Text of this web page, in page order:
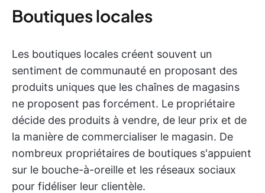
Boutiques locales
Les boutiques locales créent souvent un
sentiment de communauté en proposant des
produits uniques que les chaînes de magasins
ne proposent pas forcément. Le propriétaire
décide des produits à vendre, de leur prix et de
la manière de commercialiser le magasin. De
nombreux propriétaires de boutiques s'appuient
sur le bouche-à-oreille et les réseaux sociaux
pour fidéliser leur clientèle.